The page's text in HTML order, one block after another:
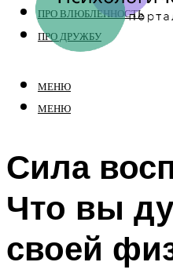
ПРО ВЛЮБЛЕННОСТЬ
ПРО ДРУЖБУ
МЕНЮ
МЕНЮ
Сила
Что вы
своей